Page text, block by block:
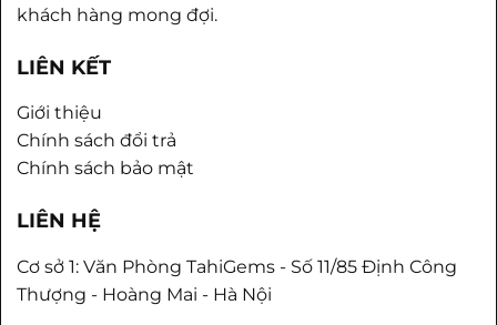
khách hàng mong đợi.
LIÊN KẾT
Giới thiệu
Chính sách đổi trả
Chính sách bảo mật
LIÊN HỆ
Cơ sở 1: Văn Phòng TahiGems - Số 11/85 Định Công
Thượng - Hoàng Mai - Hà Nội